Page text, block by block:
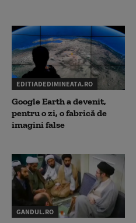
EDITIADEDIMINEATA.RO
Google Earth a devenit,
pentru o zi, o fabrică de
imagini false
GANDUL.RO